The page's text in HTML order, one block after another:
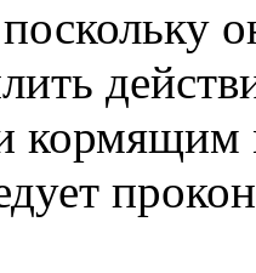
кормящим